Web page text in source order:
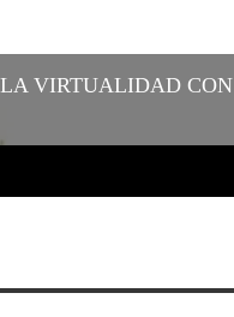
VIRTUALIDAD CON